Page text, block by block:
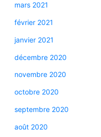
mars 2021
février 2021
janvier 2021
décembre 2020
novembre 2020
octobre 2020
septembre 2020
août 2020